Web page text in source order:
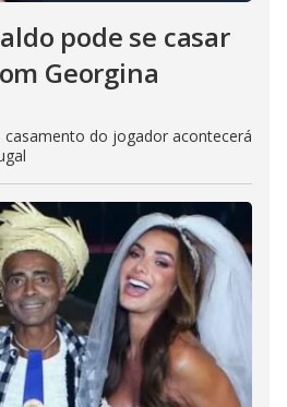
pode se casar
Georgina
casamento do jogador acontecerá